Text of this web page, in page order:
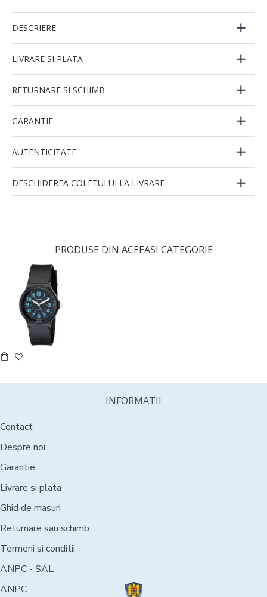
DESCRIERE
LIVRARE SI PLATA
RETURNARE SI SCHIMB
GARANTIE
AUTENTICITATE
DESCHIDEREA COLETULUI LA LIVRARE
PRODUSE DIN ACEEASI CATEGORIE
INFORMATII
Contact
Despre noi
Garantie
Livrare si plata
Ghid de masuri
Returnare sau schimb
Termeni si conditii
ANPC - SAL
ANPC